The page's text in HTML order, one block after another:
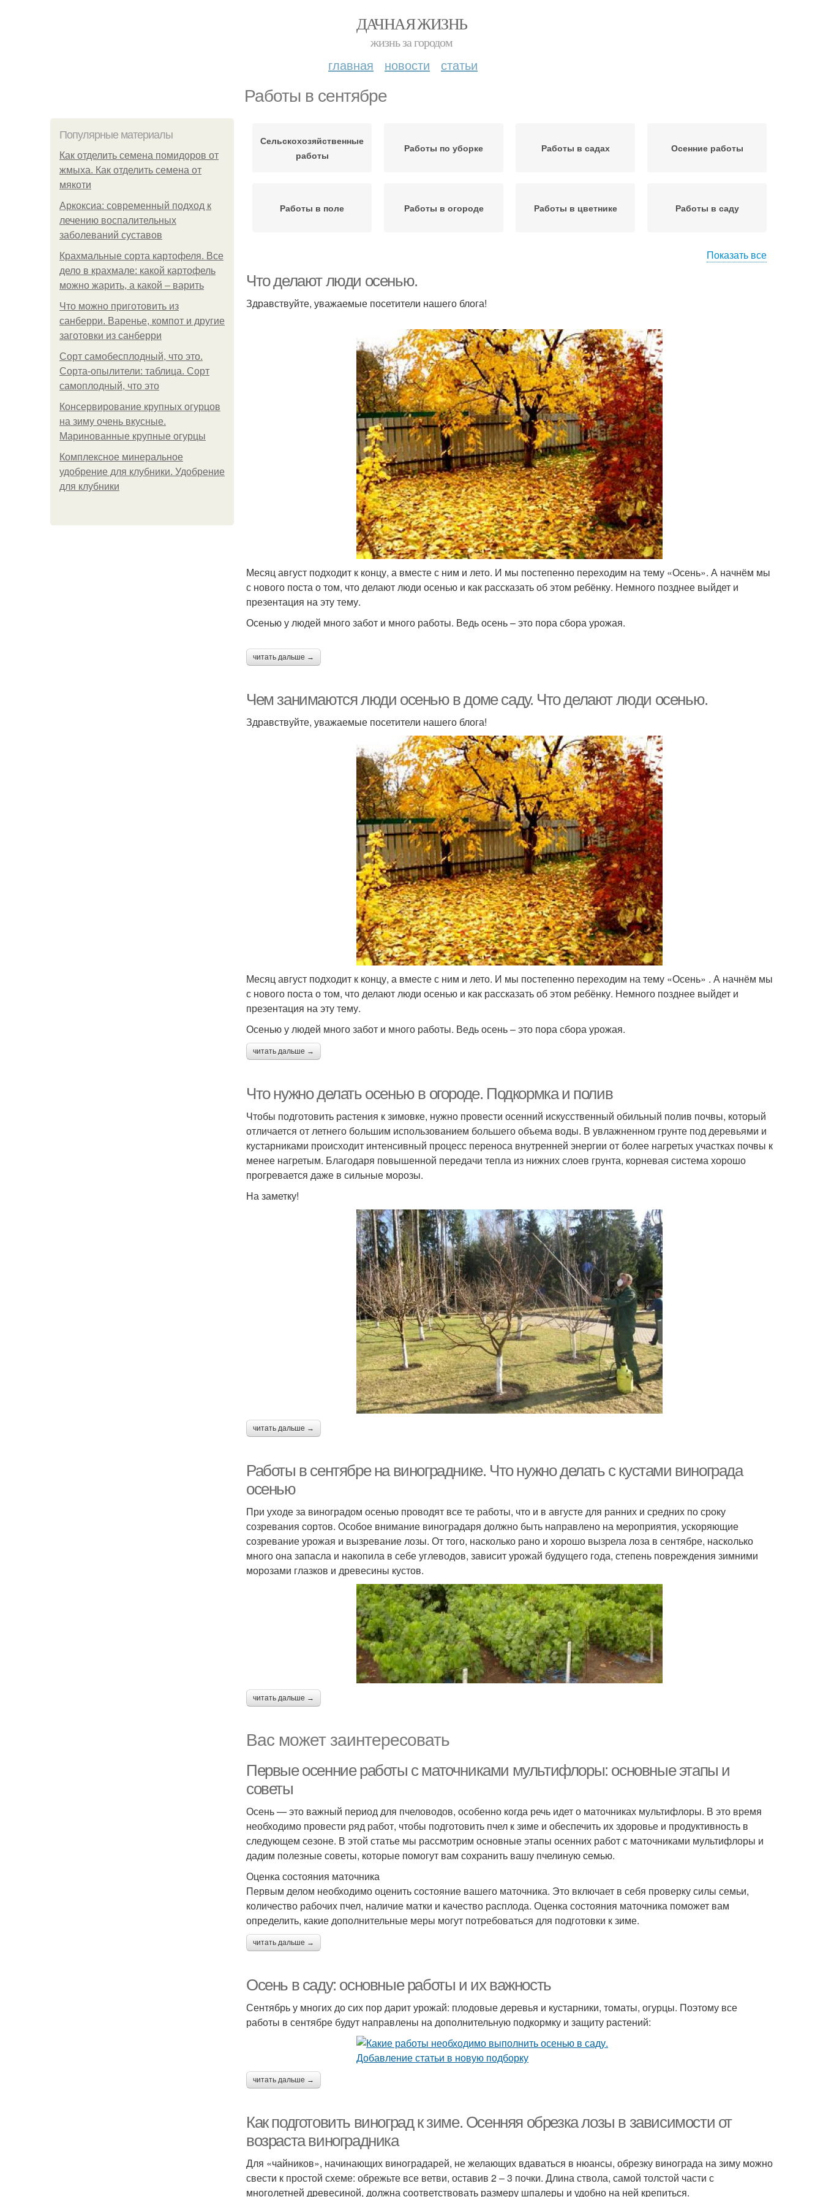
ДАЧНАЯ ЖИЗНЬ
жизнь за городом
главная новости статьи
Работы в сентябре
Популярные материалы
Как отделить семена помидоров от
жмыха. Как отделить семена от
мякоти
Аркоксиа: современный подход к
лечению воспалительных
заболеваний суставов
Крахмальные сорта картофеля. Все
дело в крахмале: какой картофель
можно жарить, а какой – варить
Что можно приготовить из
санберри. Варенье, компот и другие
заготовки из санберри
Сорт самобесплодный, что это.
Сорта-опылители: таблица. Сорт
самоплодный, что это
Консервирование крупных огурцов
на зиму очень вкусные.
Маринованные крупные огурцы
Комплексное минеральное
удобрение для клубники. Удобрение
для клубники
Сельскохозяйственные
работы
Работы по уборке Работы в садах Осенние работы
Работы в поле Работы в огороде Работы в цветнике Работы в саду
Показать все
Что делают люди осенью.
Здравствуйте, уважаемые посетители нашего блога!
Месяц август подходит к концу, а вместе с ним и лето. И мы постепенно переходим на тему «Осень». А начнём мы
с нового поста о том, что делают люди осенью и как рассказать об этом ребёнку. Немного позднее выйдет и
презентация на эту тему.
Осенью у людей много забот и много работы. Ведь осень – это пора сбора урожая.
читать дальше →
Чем занимаются люди осенью в доме саду. Что делают люди осенью.
Здравствуйте, уважаемые посетители нашего блога!
Месяц август подходит к концу, а вместе с ним и лето. И мы постепенно переходим на тему «Осень» . А начнём мы
с нового поста о том, что делают люди осенью и как рассказать об этом ребёнку. Немного позднее выйдет и
презентация на эту тему.
Осенью у людей много забот и много работы. Ведь осень – это пора сбора урожая.
читать дальше →
Что нужно делать осенью в огороде. Подкормка и полив
Чтобы подготовить растения к зимовке, нужно провести осенний искусственный обильный полив почвы, который
отличается от летнего большим использованием большего объема воды. В увлажненном грунте под деревьями и
кустарниками происходит интенсивный процесс переноса внутренней энергии от более нагретых участках почвы к
менее нагретым. Благодаря повышенной передачи тепла из нижних слоев грунта, корневая система хорошо
прогревается даже в сильные морозы.
На заметку!
читать дальше →
Работы в сентябре на винограднике. Что нужно делать с кустами винограда
осенью
При уходе за виноградом осенью проводят все те работы, что и в августе для ранних и средних по сроку
созревания сортов. Особое внимание виноградаря должно быть направлено на мероприятия, ускоряющие
созревание урожая и вызревание лозы. От того, насколько рано и хорошо вызрела лоза в сентябре, насколько
много она запасла и накопила в себе углеводов, зависит урожай будущего года, степень повреждения зимними
морозами глазков и древесины кустов.
читать дальше →
Вас может заинтересовать
Первые осенние работы с маточниками мультифлоры: основные этапы и
советы
Осень — это важный период для пчеловодов, особенно когда речь идет о маточниках мультифлоры. В это время
необходимо провести ряд работ, чтобы подготовить пчел к зиме и обеспечить их здоровье и продуктивность в
следующем сезоне. В этой статье мы рассмотрим основные этапы осенних работ с маточниками мультифлоры и
дадим полезные советы, которые помогут вам сохранить вашу пчелиную семью.
Оценка состояния маточника
Первым делом необходимо оценить состояние вашего маточника. Это включает в себя проверку силы семьи,
количество рабочих пчел, наличие матки и качество расплода. Оценка состояния маточника поможет вам
определить, какие дополнительные меры могут потребоваться для подготовки к зиме.
читать дальше →
Осень в саду: основные работы и их важность
Сентябрь у многих до сих пор дарит урожай: плодовые деревья и кустарники, томаты, огурцы. Поэтому все
работы в сентябре будут направлены на дополнительную подкормку и защиту растений:
читать дальше →
Как подготовить виноград к зиме. Осенняя обрезка лозы в зависимости от
возраста виноградника
Для «чайников», начинающих виноградарей, не желающих вдаваться в нюансы, обрезку винограда на зиму можно
свести к простой схеме: обрежьте все ветви, оставив 2 – 3 почки. Длина ствола, самой толстой части с
многолетней древесиной, должна соответствовать размеру шпалеры и удобно на ней крепиться.